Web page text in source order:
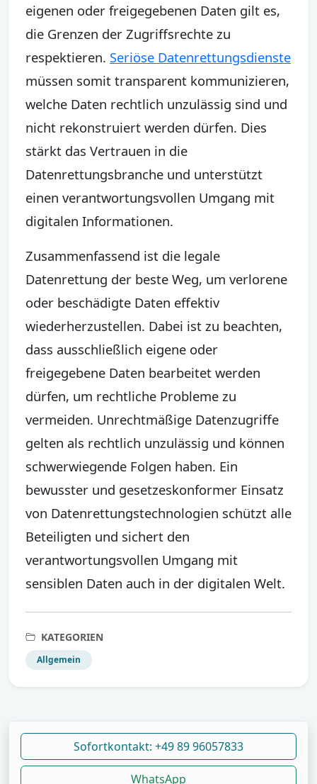
eigenen oder freigegebenen Daten gilt es,
die Grenzen der Zugriffsrechte zu
respektieren. Seriöse Datenrettungsdienste
müssen somit transparent kommunizieren,
welche Daten rechtlich unzulässig sind und
nicht rekonstruiert werden dürfen. Dies
stärkt das Vertrauen in die
Datenrettungsbranche und unterstützt
einen verantwortungsvollen Umgang mit
digitalen Informationen.
Zusammenfassend ist die legale
Datenrettung der beste Weg, um verlorene
oder beschädigte Daten effektiv
wiederherzustellen. Dabei ist zu beachten,
dass ausschließlich eigene oder
freigegebene Daten bearbeitet werden
dürfen, um rechtliche Probleme zu
vermeiden. Unrechtmäßige Datenzugriffe
gelten als rechtlich unzulässig und können
schwerwiegende Folgen haben. Ein
bewusster und gesetzeskonformer Einsatz
von Datenrettungstechnologien schützt alle
Beteiligten und sichert den
verantwortungsvollen Umgang mit
sensiblen Daten auch in der digitalen Welt.
KATEGORIEN
Allgemein
Sofortkontakt: +49 89 96057833
WhatsApp